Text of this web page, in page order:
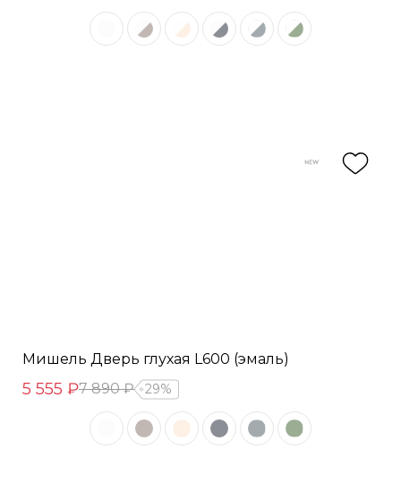
Мишель Дверь глухая L600 (эмаль)
5 555 ₽7 890 ₽ 29%